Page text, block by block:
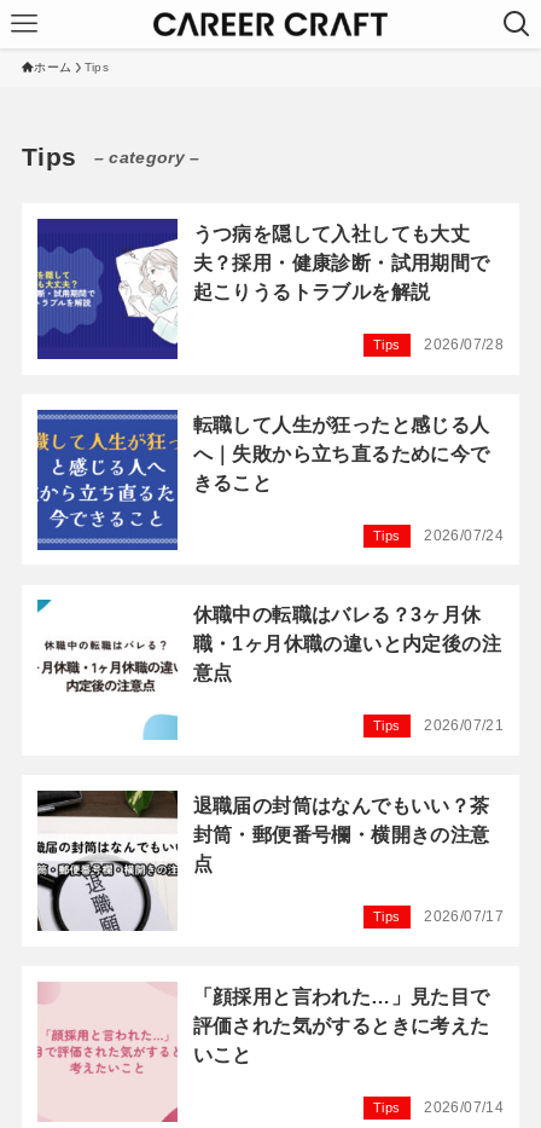
ホーム Tips
Tips – category –
うつ病を隠して入社しても大丈
夫？採用・健康診断・試用期間で
起こりうるトラブルを解説
2026/07/28
Tips
転職して人生が狂ったと感じる人
へ｜失敗から立ち直るために今で
きること
2026/07/24
Tips
休職中の転職はバレる？3ヶ月休
職・1ヶ月休職の違いと内定後の注
意点
2026/07/21
Tips
退職届の封筒はなんでもいい？茶
封筒・郵便番号欄・横開きの注意
点
2026/07/17
Tips
「顔採用と言われた…」見た目で
評価された気がするときに考えた
いこと
2026/07/14
Tips